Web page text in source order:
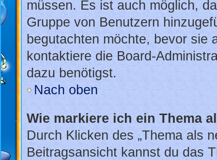
müssen. Es ist auch möglich,
Gruppe von Benutzern
begutachten möchte, bevor sie
kontaktiere die Board-
dazu benötigst.
Nach oben
Wie markiere ich ein Thema
Durch Klicken des „Thema als
Beitragsansicht kannst du das